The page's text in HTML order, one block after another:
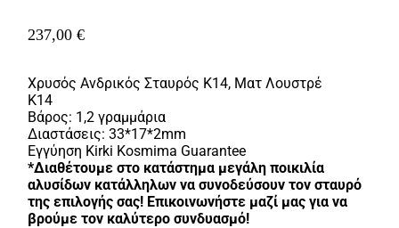
237,00 €
Xρυσός Ανδρικός Σταυρός Κ14, Ματ Λουστρέ
K14
Βάρος: 1,2 γραμμάρια
Διαστάσεις: 33*17*2mm
Εγγύηση Kirki Kosmima Guarantee
*Διαθέτουμε στο κατάστημα μεγάλη ποικιλία
αλυσίδων κατάλληλων να συνοδεύσουν τον σταυρό
της επιλογής σας! Επικοινωνήστε μαζί μας για να
βρούμε τον καλύτερο συνδυασμό!